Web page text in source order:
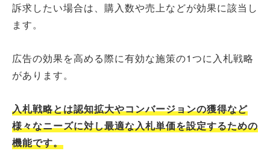
訴求したい場合は、購入数や売上などが効果に該当し
ます。
広告の効果を高める際に有効な施策の1つに入札戦略
があります。
入札戦略とは認知拡大やコンバージョンの獲得など
様々なニーズに対し最適な入札単価を設定するための
機能です。